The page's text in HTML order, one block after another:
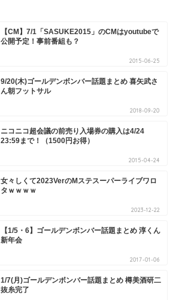
【CM】7/1「SASUKE2015」のCMはyoutubeで
公開予定！事前番組も？
2015-06-25
9/20(木)ゴールデンボンバー話題まとめ 喜矢武さ
ん朝フットサル
2018-09-20
ニコニコ超会議の前売り入場券の購入は4/24
23:59まで！（1500円お得）
2015-04-24
女々しくて2023VerのMステスーパーライブワロ
タｗｗｗｗ
2023-12-22
【1/5・6】ゴールデンボンバー話題まとめ 淳くん
新年会
2017-01-06
1/7(月)ゴールデンボンバー話題まとめ 樽美酒研二
抜糸完了